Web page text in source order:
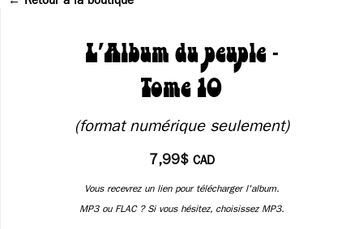
L'Album du peuple -
Tome 10
7,99$CAD